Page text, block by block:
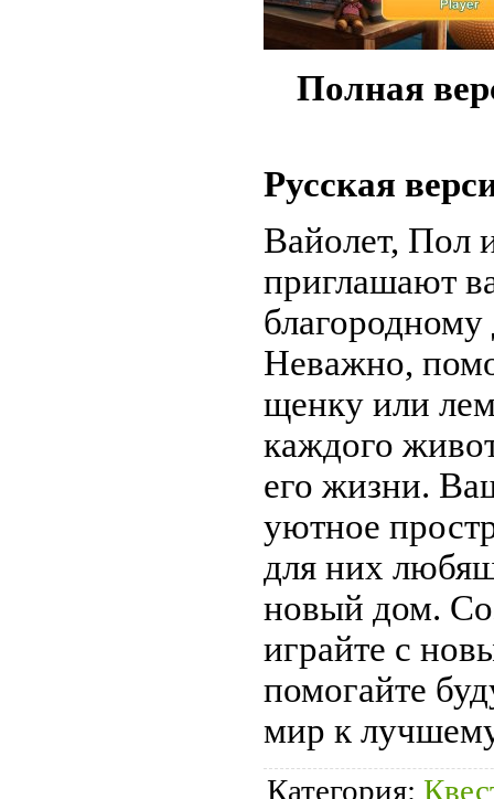
Полная
Русская
Вайолет, Пол
приглашают
Неважно,
щенку или
каждого
его жизни.
уютное
для них
новый дом.
играйте с
помогайте
мир к
Категория: